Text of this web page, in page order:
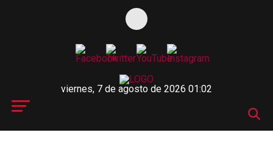
viernes, 7 de agosto de 2026 01:02